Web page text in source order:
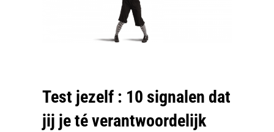
Test jezelf : 10 signalen dat
jij je té verantwoordelijk